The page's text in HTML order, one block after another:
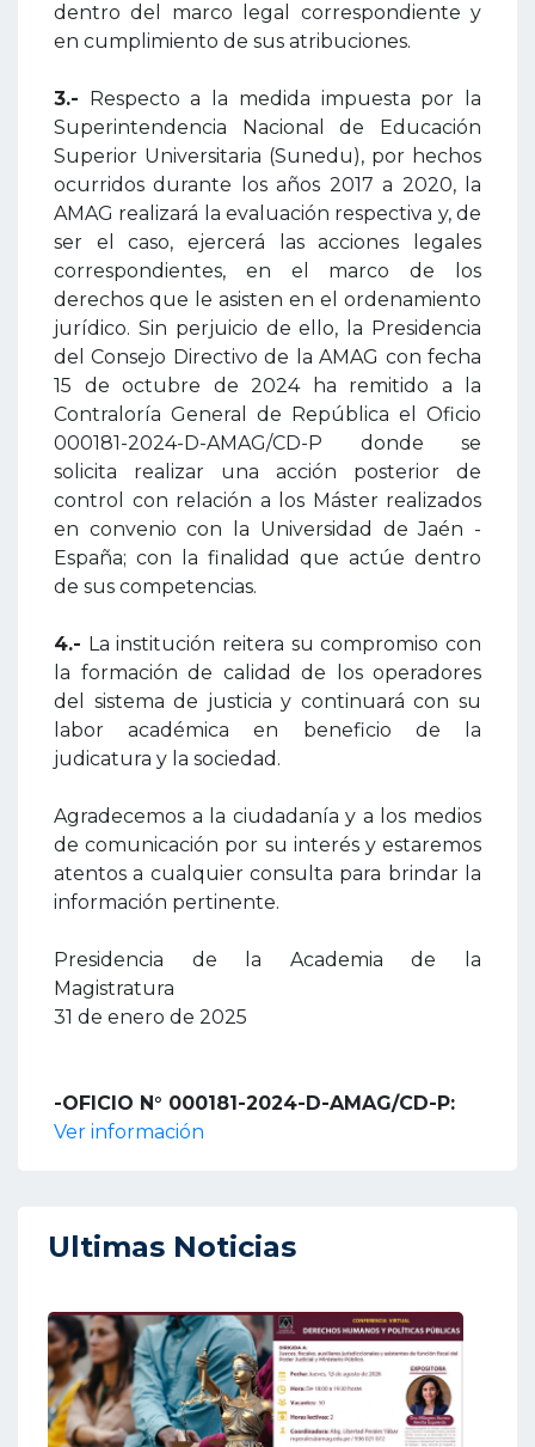
dentro del marco legal correspondiente y
en cumplimiento de sus atribuciones.
3.- Respecto a la medida impuesta por la
Superintendencia Nacional de Educación
Superior Universitaria (Sunedu), por hechos
ocurridos durante los años 2017 a 2020, la
AMAG realizará la evaluación respectiva y, de
ser el caso, ejercerá las acciones legales
correspondientes, en el marco de los
derechos que le asisten en el ordenamiento
jurídico. Sin perjuicio de ello, la Presidencia
del Consejo Directivo de la AMAG con fecha
15 de octubre de 2024 ha remitido a la
Contraloría General de República el Oficio
000181-2024-D-AMAG/CD-P donde se
solicita realizar una acción posterior de
control con relación a los Máster realizados
en convenio con la Universidad de Jaén -
España; con la finalidad que actúe dentro
de sus competencias.
4.- La institución reitera su compromiso con
la formación de calidad de los operadores
del sistema de justicia y continuará con su
labor académica en beneficio de la
judicatura y la sociedad.
Agradecemos a la ciudadanía y a los medios
de comunicación por su interés y estaremos
atentos a cualquier consulta para brindar la
información pertinente.
Presidencia de la Academia de la
Magistratura
31 de enero de 2025
-OFICIO N° 000181-2024-D-AMAG/CD-P:
Ver información
Ultimas Noticias